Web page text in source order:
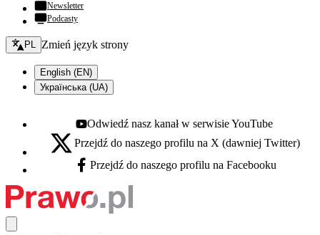
Newsletter
Podcasty
Zmień język - bieżący:
PL Zmień język strony
English (EN)
Українська (UA)
Youtube - otwiera się w nowej karcie
Odwiedź nasz kanał w serwisie YouTube
X - otwiera się w nowej karcie
Przejdź do naszego profilu na X (dawniej Twitter)
Facebook - otwiera się w nowej karcie
Przejdź do naszego profilu na Facebooku